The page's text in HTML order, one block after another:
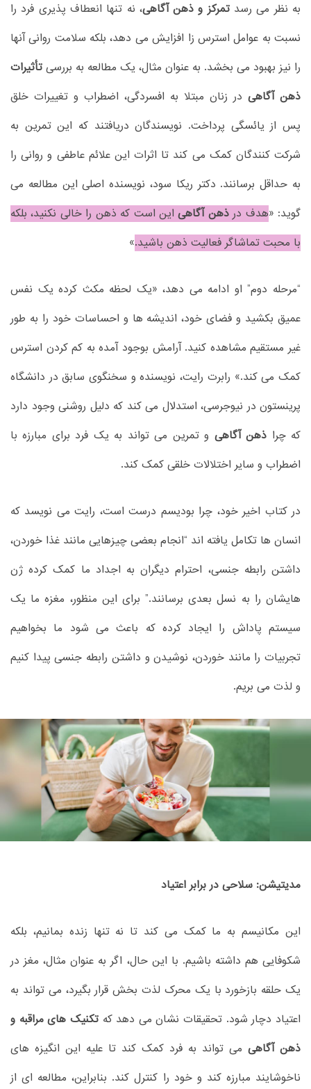
به نظر می رسدتمرکز و ذهن آگاهی، نه تنها انعطاف پذیری فرد را
نسبت به عوامل استرس زا افزایش می دهد، بلکه سلامت روانی آنها
را نیز بهبود می بخشد. به عنوان مثال، یک مطالعه به بررسی تأثیرات
ذهن آگاهی در زنان مبتلا به افسردگی، اضطراب و تغییرات خلق
پس از یائسگی پرداخت. نویسندگان دریافتند که این تمرین به
شرکت کنندگان کمک می کند تا اثرات این علائم عاطفی و روانی را
به حداقل برسانند. دکتر ریکا سود، نویسنده اصلی این مطالعه می
گوید: «هدف درذهن آگاهی این است که ذهن را خالی نکنید، بلکه
با محبت تماشاگر فعالیت ذهن باشید.»
“مرحله دوم” او ادامه می دهد، «یک لحظه مکث کرده یک نفس
عمیق بکشید و فضای خود، اندیشه ها و احساسات خود را به طور
غیر مستقیم مشاهده کنید. آرامش بوجود آمده به کم کردن استرس
کمک می کند.» رابرت رایت، نویسنده و سخنگوی سابق در دانشگاه
پرینستون در نیوجرسی، استدلال می کند که دلیل روشنی وجود دارد
که چرا ذهن آگاهی و تمرین می تواند به یک فرد برای مبارزه با
اضطراب و سایر اختلالات خلقی کمک کند.
در کتاب اخیر خود، چرا بودیسم درست است، رایت می نویسد که
انسان ها تکامل یافته اند “انجام بعضی چیزهایی مانند غذا خوردن،
داشتن رابطه جنسی، احترام دیگران به اجداد ما کمک کرده ژن
هایشان را به نسل بعدی برسانند.” برای این منظور، مغزه ما یک
سیستم پاداش را ایجاد کرده که باعث می شود ما بخواهیم
تجربیات را مانند خوردن، نوشیدن و داشتن رابطه جنسی پیدا کنیم
و لذت می بریم.
مدیتیشن: سلاحی در برابر اعتیاد
این مکانیسم به ما کمک می کند تا نه تنها زنده بمانیم، بلکه
شکوفایی هم داشته باشیم. با این حال، اگر به عنوان مثال، مغز در
یک حلقه بازخورد با یک محرک لذت بخش قرار بگیرد، می تواند به
اعتیاد دچار شود. تحقیقات نشان می دهد کهتکنیک های مراقبه و
ذهن آگاهی می تواند به فرد کمک کند تا علیه این انگیزه های
ناخوشایند مبارزه کند و خود را کنترل کند. بنابراین، مطالعه ای از